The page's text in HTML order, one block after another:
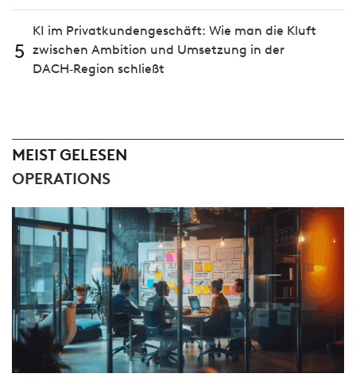
5
KI im Privatkundengeschäft: Wie man die Kluft
zwischen Ambition und Umsetzung in der
DACH‑Region schließt
MEIST GELESEN
OPERATIONS